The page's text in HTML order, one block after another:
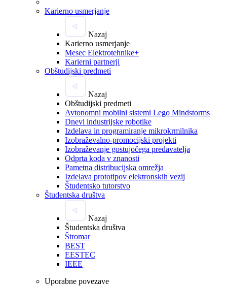
Karierno usmerjanje
Nazaj
Karierno usmerjanje
Mesec Elektrotehnike+
Karierni partnerji
Obštudijski predmeti
Nazaj
Obštudijski predmeti
Avtonomni mobilni sistemi Lego Mindstorms
Dnevi industrijske robotike
Izdelava in programiranje mikrokrmilnika
Izobraževalno-promocijski projekti
Izobraževanje gostujočega predavatelja
Odprta koda v znanosti
Pametna distribucijska omrežja
Izdelava prototipov elektronskih vezij
Študentsko tutorstvo
Študentska društva
Nazaj
Študentska društva
Štromar
BEST
EESTEC
IEEE
Uporabne povezave